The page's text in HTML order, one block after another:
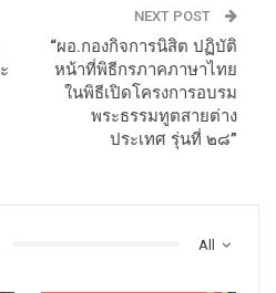
NEXT POST
“ผอ.กองกิจการนิสิต ปฏิบัติ
หน้าที่พิธีกรภาคภาษาไทย
ในพิธีเปิดโครงการอบรม
พระธรรมทูตสายต่าง
ประเทศ รุ่นที่ ๒๘”
All